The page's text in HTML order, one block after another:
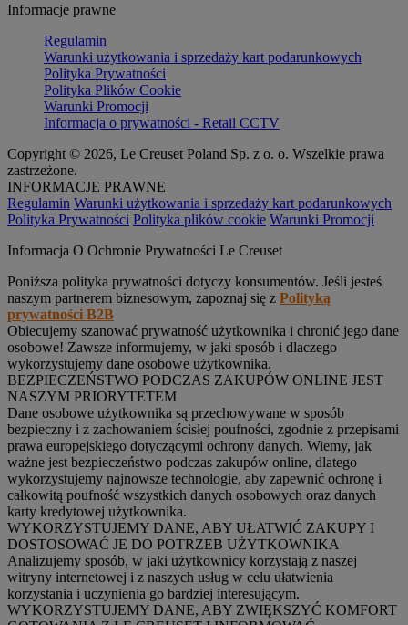
Informacje prawne
Regulamin
Warunki użytkowania i sprzedaży kart podarunkowych
Polityka Prywatności
Polityka Plików Cookie
Warunki Promocji
Informacja o prywatności - Retail CCTV
Copyright © 2026, Le Creuset Poland Sp. z o. o. Wszelkie prawa
zastrzeżone.
INFORMACJE PRAWNE
Regulamin Warunki użytkowania i sprzedaży kart podarunkowych
Polityka Prywatności Polityka plików cookie Warunki Promocji
Informacja O Ochronie Prywatności Le Creuset
Poniższa polityka prywatności dotyczy konsumentów. Jeśli jesteś
naszym partnerem biznesowym, zapoznaj się z Polityką
prywatności B2B
Obiecujemy szanować prywatność użytkownika i chronić jego dane
osobowe! Zawsze informujemy, w jaki sposób i dlaczego
wykorzystujemy dane osobowe użytkownika.
BEZPIECZEŃSTWO PODCZAS ZAKUPÓW ONLINE JEST
NASZYM PRIORYTETEM
Dane osobowe użytkownika są przechowywane w sposób
bezpieczny i z zachowaniem ścisłej poufności, zgodnie z przepisami
prawa europejskiego dotyczącymi ochrony danych. Wiemy, jak
ważne jest bezpieczeństwo podczas zakupów online, dlatego
wykorzystujemy najnowsze technologie, aby zapewnić ochronę i
całkowitą poufność wszystkich danych osobowych oraz danych
karty kredytowej użytkownika.
WYKORZYSTUJEMY DANE, ABY UŁATWIĆ ZAKUPY I
DOSTOSOWAĆ JE DO POTRZEB UŻYTKOWNIKA
Analizujemy sposób, w jaki użytkownicy korzystają z naszej
witryny internetowej i z naszych usług w celu ułatwienia
korzystania i uczynienia go bardziej interesującym.
WYKORZYSTUJEMY DANE, ABY ZWIĘKSZYĆ KOMFORT